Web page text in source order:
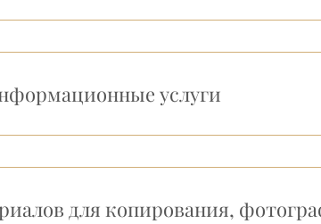
услуги
для копирования,